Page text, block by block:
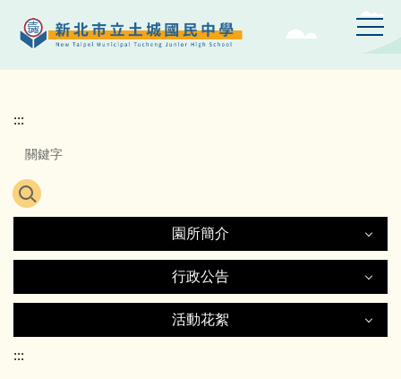
到
要
:::
園所簡介
行政公告
活動花絮
:::